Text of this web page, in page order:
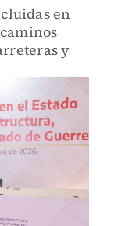
en
y